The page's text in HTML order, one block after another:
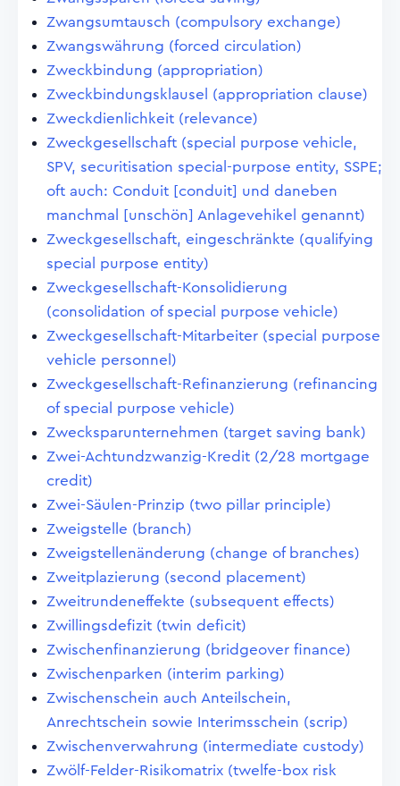
Zwangsumtausch (compulsory exchange)
Zwangswährung (forced circulation)
Zweckbindung (appropriation)
Zweckbindungsklausel (appropriation clause)
Zweckdienlichkeit (relevance)
Zweckgesellschaft (special purpose vehicle,
SPV, securitisation special-purpose entity, SSPE;
oft auch: Conduit [conduit] und daneben
manchmal [unschön] Anlagevehikel genannt)
Zweckgesellschaft, eingeschränkte (qualifying
special purpose entity)
Zweckgesellschaft-Konsolidierung
(consolidation of special purpose vehicle)
Zweckgesellschaft-Mitarbeiter (special purpose
vehicle personnel)
Zweckgesellschaft-Refinanzierung (refinancing
of special purpose vehicle)
Zwecksparunternehmen (target saving bank)
Zwei-Achtundzwanzig-Kredit (2/28 mortgage
credit)
Zwei-Säulen-Prinzip (two pillar principle)
Zweigstelle (branch)
Zweigstellenänderung (change of branches)
Zweitplazierung (second placement)
Zweitrundeneffekte (subsequent effects)
Zwillingsdefizit (twin deficit)
Zwischenfinanzierung (bridgeover finance)
Zwischenparken (interim parking)
Zwischenschein auch Anteilschein,
Anrechtschein sowie Interimsschein (scrip)
Zwischenverwahrung (intermediate custody)
Zwölf-Felder-Risikomatrix (twelfe-box risk